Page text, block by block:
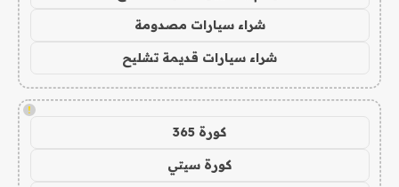
شراء سيارات مصدومة
شراء سيارات قديمة تشليح
!
كورة 365
كورة سيتي